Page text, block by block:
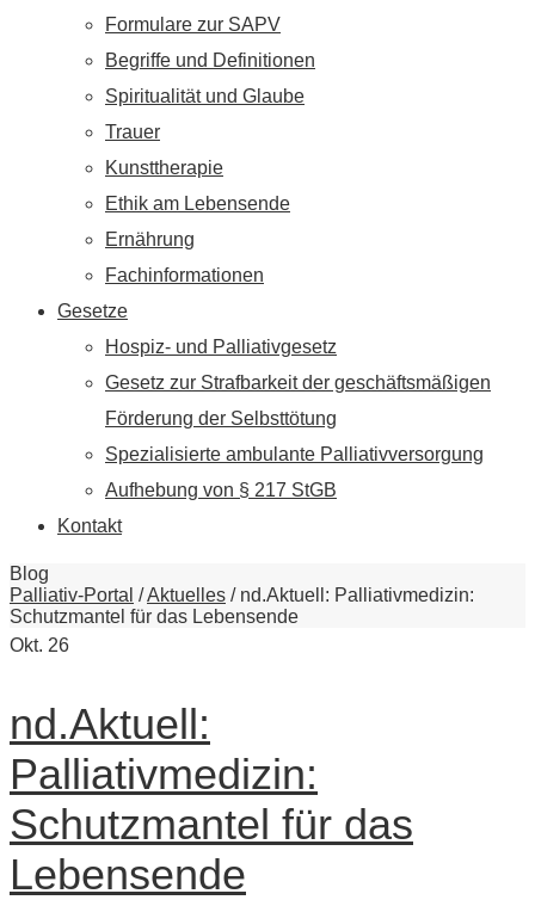
Formulare zur SAPV
Begriffe und Definitionen
Spiritualität und Glaube
Trauer
Kunsttherapie
Ethik am Lebensende
Ernährung
Fachinformationen
Gesetze
Hospiz- und Palliativgesetz
Gesetz zur Strafbarkeit der geschäftsmäßigen
Förderung der Selbsttötung
Spezialisierte ambulante Palliativversorgung
Aufhebung von § 217 StGB
Kontakt
Blog
Palliativ-Portal /Aktuelles / nd.Aktuell: Palliativmedizin:
Schutzmantel für das Lebensende
Okt. 26
nd.Aktuell:
Palliativmedizin:
Schutzmantel für das
Lebensende